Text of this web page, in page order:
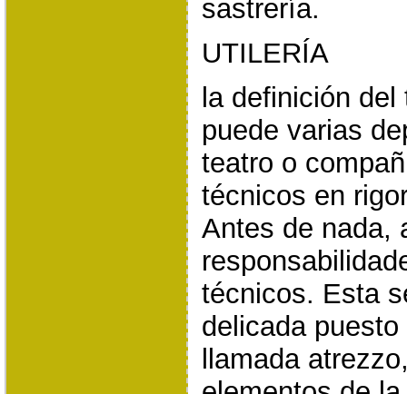
sastrería.
UTILERÍA
la definición
puede varias
teatro o
técnicos en
Antes de nada,
técnicos. Esta
delicada
llamada